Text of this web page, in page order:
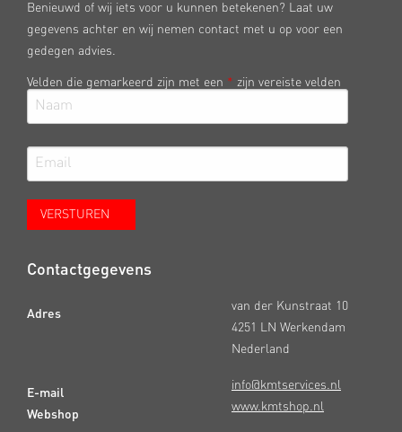
Benieuwd of wij iets voor u kunnen betekenen? Laat uw
gegevens achter en wij nemen contact met u op voor een
gedegen advies.
Velden die gemarkeerd zijn met een * zijn vereiste velden
Contactgegevens
Adres
E-mail
Webshop
van der Kunstraat 10
4251 LN Werkendam
Nederland
info@kmtservices.nl
www.kmtshop.nl